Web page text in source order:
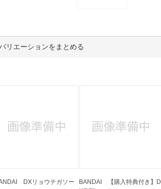
リエーションをまとめる
DXリョウテガソー
BANDAI 【購入特典付き】D